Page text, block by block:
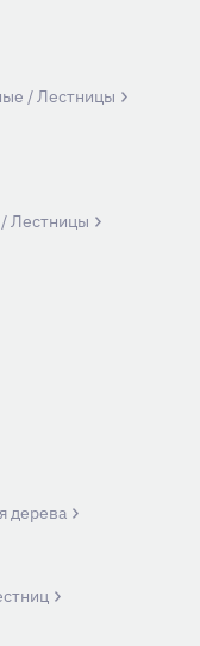
/ Лестницы
Лестницы
дерева